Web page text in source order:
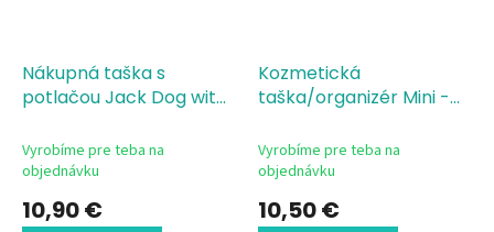
Nákupná taška s
potlačou Jack Dog with
certifikovaná bio bavlna,
canvas, gramáž
Vyrobíme pre teba na
objednávku
10,90 €
Kozmetická
taška/organizér Mini -
22,5x16 cm100% bavlna,
gramáž 407 g/m²
Vyrobíme pre teba na
objednávku
10,50 €